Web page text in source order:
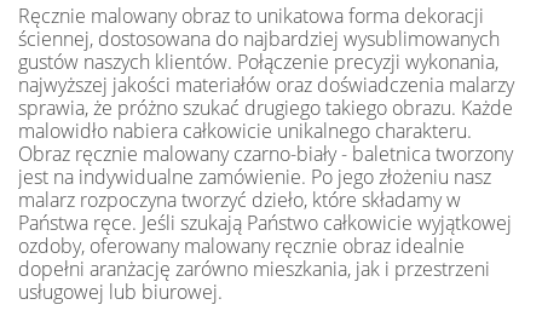
Ręcznie malowany obraz to unikatowa forma dekoracji
ściennej, dostosowana do najbardziej wysublimowanych
gustów naszych klientów. Połączenie precyzji wykonania,
najwyższej jakości materiałów oraz doświadczenia malarzy
sprawia, że próżno szukać drugiego takiego obrazu. Każde
malowidło nabiera całkowicie unikalnego charakteru.
Obraz ręcznie malowany czarno-biały - baletnica tworzony
jest na indywidualne zamówienie. Po jego złożeniu nasz
malarz rozpoczyna tworzyć dzieło, które składamy w
Państwa ręce. Jeśli szukają Państwo całkowicie wyjątkowej
ozdoby, oferowany malowany ręcznie obraz idealnie
dopełni aranżację zarówno mieszkania, jak i przestrzeni
usługowej lub biurowej.